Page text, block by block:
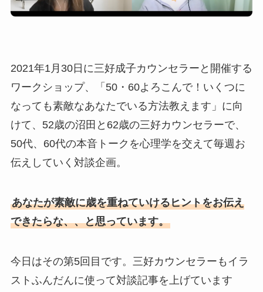
2021年1月30日に三好成子カウンセラーと開催する
ワークショップ、「50・60よろこんで！いくつに
なっても素敵なあなたでいる方法教えます」に向
けて、52歳の沼田と62歳の三好カウンセラーで、
50代、60代の本音トークを心理学を交えて毎週お
伝えしていく対談企画。
あなたが素敵に歳を重ねていけるヒントをお伝え
できたらな、、と思っています。
今日はその第5回目です。三好カウンセラーもイラ
ストふんだんに使って対談記事を上げています